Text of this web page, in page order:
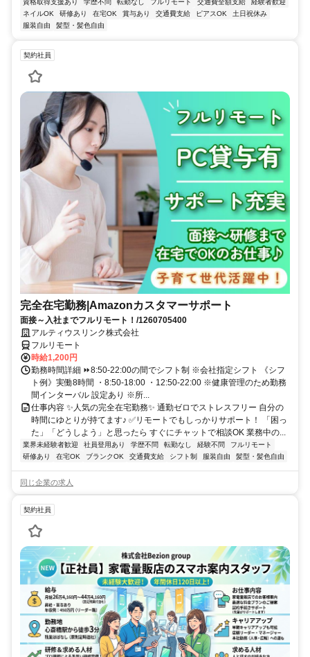
資格取得支援あり
学歴不問 転勤なし フルリモート 交通費全額支給
経験者歓迎
ネイルOK
研修あり 在宅OK 賞与あり 交通費支給 ピアスOK
土日祝休み
服装自由
髪型・髪色自由
契約社員
完全在宅勤務|Amazonカスタマーサポート
面接～入社までフルリモート！/1260705400
アルティウスリンク株式会社
フルリモート
時給1,200円
勤務時間詳細 ⏩8:50-22:00の間でシフト制 ※会社指定シフト 《シフ
ト例》実働8時間 ・8:50-18:00 ・12:50-22:00 ※健康管理のため勤務
間インターバル 設定あり ※所...
仕事内容 ✨人気の完全在宅勤務✨ 通勤ゼロでストレスフリー 自分の
時間にゆとりが持てます♪ ✅リモートでもしっかりサポート！ 「困っ
た」「どうしよう」と思ったら すぐにチャットで相談OK 業務中の...
業界未経験者歓迎 社員登用あり 学歴不問 転勤なし 経験不問
フルリモート
研修あり
在宅OK ブランクOK 交通費支給 シフト制 服装自由 髪型・髪色自由
同じ企業の求人
契約社員